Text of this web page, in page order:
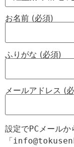
お名前 (必須)
ふりがな (必須)
メールアドレス (
設定でPCメールか
「